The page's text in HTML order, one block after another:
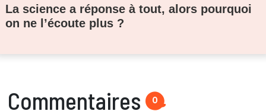
La science a réponse à tout, alors pourquoi
on ne l’écoute plus ?
Commentaires 0